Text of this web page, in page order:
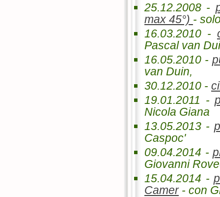
25.12.2008 -
max 45°) -
16.03.2010 -
Pascal van
16.05.2010 -
van Duin,
30.12.2010 -
19.01.2011 -
Nicola Giana
13.05.2013 -
Caspoc'
09.04.2014 -
Giovanni
15.04.2014 -
Camer- con